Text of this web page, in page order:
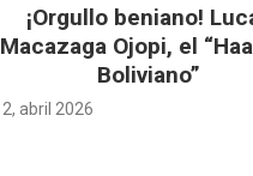
¡Orgullo beniano!
Macazaga Ojopi, el
Boliviano”
2, abril 2026